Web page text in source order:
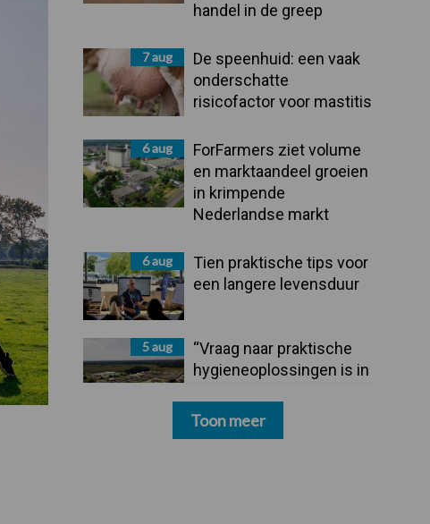
handel in de greep
7 aug
De speenhuid: een vaak
onderschatte
risicofactor voor mastitis
6 aug
ForFarmers ziet volume
en marktaandeel groeien
in krimpende
Nederlandse markt
6 aug
Tien praktische tips voor
een langere levensduur
5 aug
“Vraag naar praktische
hygieneoplossingen is in
Toon meer